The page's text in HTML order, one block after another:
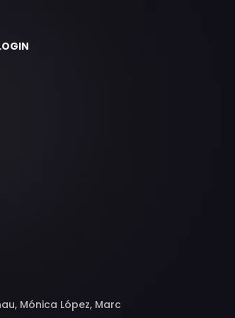
Mónica López, Marc